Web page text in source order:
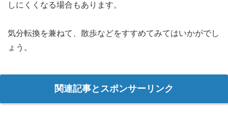
しにくくなる場合もあります。
気分転換を兼ねて、散歩などをすすめてみてはいかがでし
ょう。
関連記事とスポンサーリンク